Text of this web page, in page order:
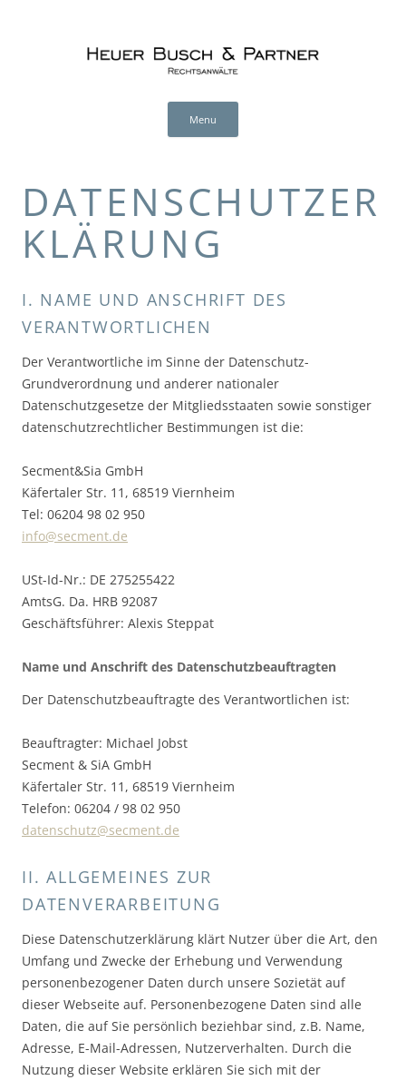
Menu
DATENSCHUTZER
KLÄRUNG
I. NAME UND ANSCHRIFT DES
VERANTWORTLICHEN
Der Verantwortliche im Sinne der Datenschutz-
Grundverordnung und anderer nationaler
Datenschutzgesetze der Mitgliedsstaaten sowie sonstiger
datenschutzrechtlicher Bestimmungen ist die:
Secment&Sia GmbH
Käfertaler Str. 11, 68519 Viernheim
Tel: 06204 98 02 950
info@secment.de
USt-Id-Nr.: DE 275255422
AmtsG. Da. HRB 92087
Geschäftsführer: Alexis Steppat
Name und Anschrift des Datenschutzbeauftragten
Der Datenschutzbeauftragte des Verantwortlichen ist:
Beauftragter: Michael Jobst
Secment & SiA GmbH
Käfertaler Str. 11, 68519 Viernheim
Telefon: 06204 / 98 02 950
datenschutz@secment.de
II. ALLGEMEINES ZUR
DATENVERARBEITUNG
Diese Datenschutzerklärung klärt Nutzer über die Art, den
Umfang und Zwecke der Erhebung und Verwendung
personenbezogener Daten durch unsere Sozietät auf
dieser Webseite auf. Personenbezogene Daten sind alle
Daten, die auf Sie persönlich beziehbar sind, z.B. Name,
Adresse, E-Mail-Adressen, Nutzerverhalten. Durch die
Nutzung dieser Website erklären Sie sich mit der